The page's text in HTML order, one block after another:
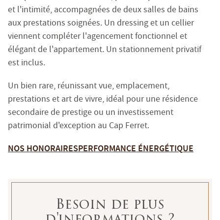
et l'intimité, accompagnées de deux salles de bains
aux prestations soignées. Un dressing et un cellier
viennent compléter l'agencement fonctionnel et
élégant de l'appartement. Un stationnement privatif
est inclus.
Un bien rare, réunissant vue, emplacement,
prestations et art de vivre, idéal pour une résidence
secondaire de prestige ou un investissement
patrimonial d'exception au Cap Ferret.
NOS HONORAIRESPERFORMANCE ÉNERGÉTIQUE
Besoin de plus
8 boulevard Mirabeau - 13210 Saint-Rémy de Provence
Tel : +33 (0)4 90 92 01 58 -provence@emilegarcin.com
SARL EMILE GARCIN PROVENCE
8 boulevard Mirabeau - 13210 Saint-Rémy de Provence.
RCS Tarascon : 483 630 372
Siret : 483 630 372 00033 - Code APE : 6831Z
Numéro individuel d'assujettissement à la TVA : FR 48
Loi n° 70-9 du 2 janvier 1970 – Décret n° 2005-1315
Honoraires de négociation : 6 % TTC (5 % + TVA 20